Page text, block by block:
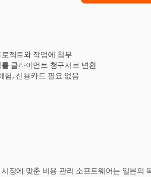
젝트와 작업에 첨부
클라이언트 청구서로 변환
험, 신용카드 필요 없음
시장에 맞춘 비용 관리 소프트웨어는 일본의